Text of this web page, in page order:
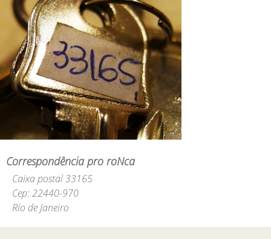
Correspondência pro roNca
Caixa postal 33165
Cep: 22440-970
Rio de Janeiro